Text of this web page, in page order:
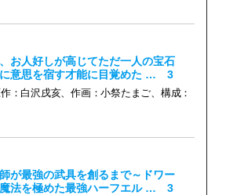
お人好しが高じてただ一人の宝石
意思を宿す才能に目覚めた …
3
：白沢戌亥、作画：小祭たまご、構成：
が最強の武具を創るまで～ドワー
法を極めた最強ハーフエル …
3